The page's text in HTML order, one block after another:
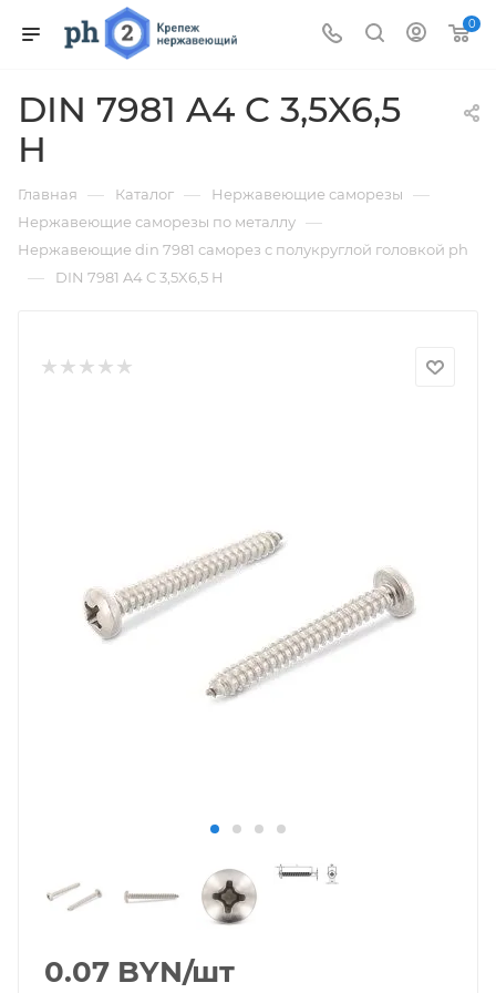
0
DIN 7981 A4 C 3,5X6,5
H
Главная — Каталог — Нержавеющие саморезы —
Нержавеющие саморезы по металлу —
Нержавеющие din 7981 саморез с полукруглой головкой ph
— DIN 7981 A4 C 3,5X6,5 H
0.07 BYN/шт